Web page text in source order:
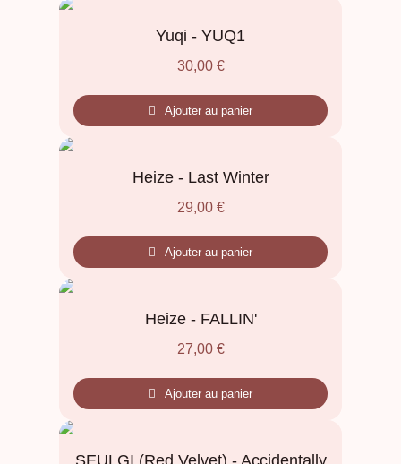
Yuqi - YUQ1
30,00 €
Ajouter au panier
Heize - Last Winter
29,00 €
Ajouter au panier
Heize - FALLIN'
27,00 €
Ajouter au panier
SEULGI (Red Velvet) - Accidentally